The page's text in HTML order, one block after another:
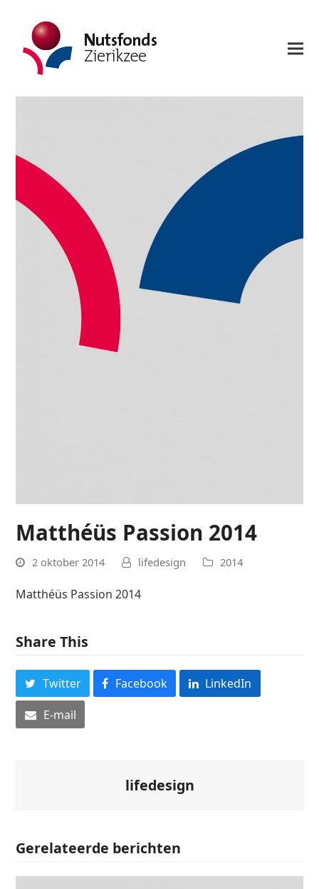
Matthéüs Passion 2014
2 oktober 2014 lifedesign 2014
Matthéüs Passion 2014
Share This
Twitter Facebook
LinkedIn
E-mail
lifedesign
Gerelateerde berichten